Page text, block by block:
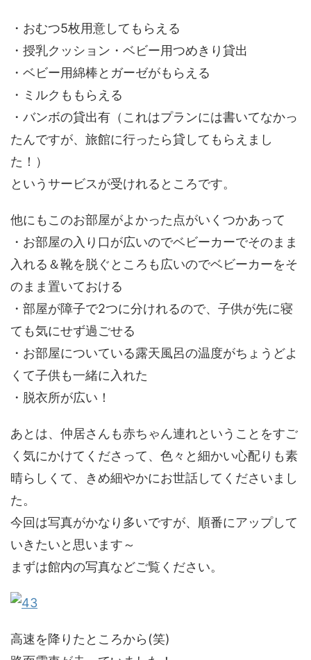
・おむつ5枚用意してもらえる
・授乳クッション・ベビー用つめきり貸出
・ベビー用綿棒とガーゼがもらえる
・ミルクももらえる
・バンボの貸出有（これはプランには書いてなかっ
たんですが、旅館に行ったら貸してもらえまし
た！）
というサービスが受けれるところです。
他にもこのお部屋がよかった点がいくつかあって
・お部屋の入り口が広いのでベビーカーでそのまま
入れる＆靴を脱ぐところも広いのでベビーカーをそ
のまま置いておける
・部屋が障子で2つに分けれるので、子供が先に寝
ても気にせず過ごせる
・お部屋についている露天風呂の温度がちょうどよ
くて子供も一緒に入れた
・脱衣所が広い！
あとは、仲居さんも赤ちゃん連れということをすご
く気にかけてくださって、色々と細かい心配りも素
晴らしくて、きめ細やかにお世話してくださいまし
た。
今回は写真がかなり多いですが、順番にアップして
いきたいと思います～
まずは館内の写真などご覧ください。
高速を降りたところから(笑)